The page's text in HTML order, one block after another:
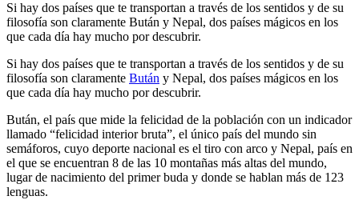
Si hay dos países que te transportan a través de los sentidos y de su
filosofía son claramente Bután y Nepal, dos países mágicos en los
que cada día hay mucho por descubrir.
Si hay dos países que te transportan a través de los sentidos y de su
filosofía son claramente Bután y Nepal, dos países mágicos en los
que cada día hay mucho por descubrir.
Bután, el país que mide la felicidad de la población con un indicador
llamado “felicidad interior bruta”, el único país del mundo sin
semáforos, cuyo deporte nacional es el tiro con arco y Nepal, país en
el que se encuentran 8 de las 10 montañas más altas del mundo,
lugar de nacimiento del primer buda y donde se hablan más de 123
lenguas.